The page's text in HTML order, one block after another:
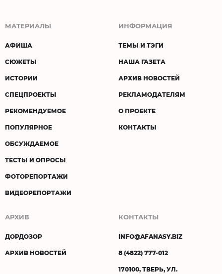
МАТЕРИАЛЫ
АФИША
СЮЖЕТЫ
ИСТОРИИ
СПЕЦПРОЕКТЫ
РЕКОМЕНДУЕМОЕ
ПОПУЛЯРНОЕ
ОБСУЖДАЕМОЕ
ТЕСТЫ И ОПРОСЫ
ФОТОРЕПОРТАЖИ
ВИДЕОРЕПОРТАЖИ
ИНФОРМАЦИЯ
ТЕМЫ И ТЭГИ
НАША ГАЗЕТА
АРХИВ НОВОСТЕЙ
РЕКЛАМОДАТЕЛЯМ
О ПРОЕКТЕ
КОНТАКТЫ
АРХИВ
ДОРДОЗОР
АРХИВ НОВОСТЕЙ
КОНТАКТЫ
INFO@AFANASY.BIZ
8 (4822) 777-012
170100, ТВЕРЬ, УЛ.